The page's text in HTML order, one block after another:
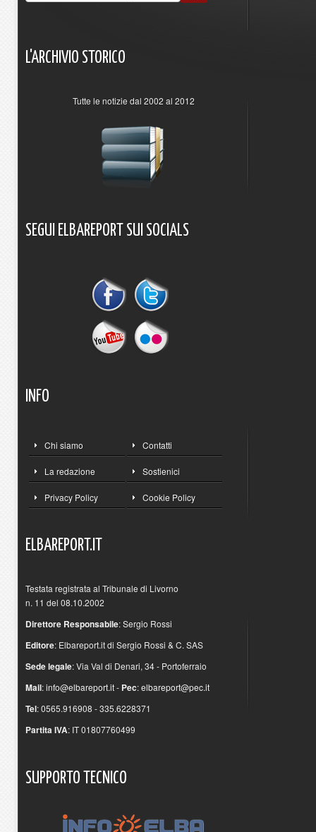
L'ARCHIVIO STORICO
Tutte le notizie dal 2002 al 2012
SEGUI ELBAREPORT SUI SOCIALS
INFO
Chi siamo Contatti
La redazione Sostienici
Privacy Policy Cookie Policy
ELBAREPORT.IT
Testata registrata al Tribunale di Livorno
n. 11 del 08.10.2002
Direttore Responsabile: Sergio Rossi
Editore: Elbareport.it di Sergio Rossi & C. SAS
Sede legale: Via Val di Denari, 34 - Portoferraio
Mail:info@elbareport.it- Pec:elbareport@pec.it
Tel: 0565.916908 - 335.6228371
Partita IVA: IT 01807760499
SUPPORTO TECNICO